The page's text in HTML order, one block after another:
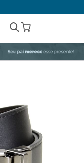
My Cart